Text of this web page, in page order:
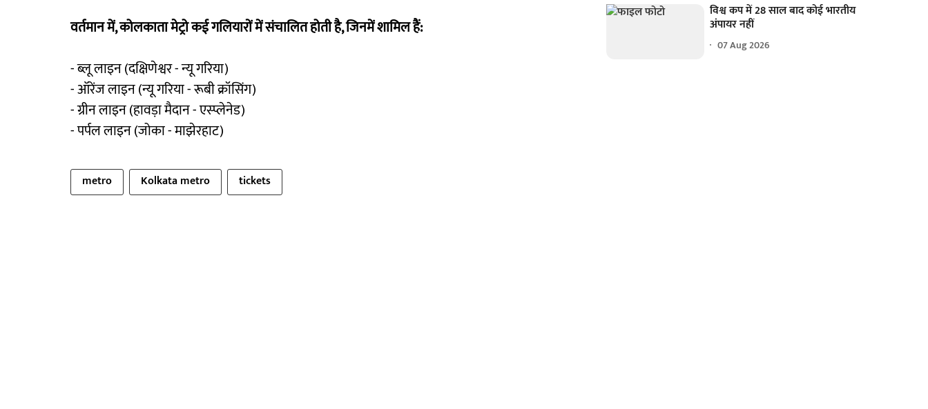
वर्तमान में, कोलकाता मेट्रो कई गलियारों में संचालित होती है, जिनमें शामिल हैं:
- ब्लू लाइन (दक्षिणेश्वर - न्यू गरिया)
- ऑरेंज लाइन (न्यू गरिया - रूबी क्रॉसिंग)
- ग्रीन लाइन (हावड़ा मैदान - एस्प्लेनेड)
- पर्पल लाइन (जोका - माझेरहाट)
metro Kolkata metro tickets
विश्व कप में 28 साल बाद कोई भारतीय
अंपायर नहीं
07 Aug 2026